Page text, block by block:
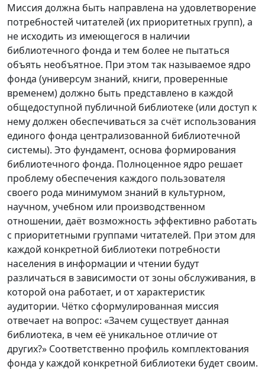
Миссия должна быть направлена на удовлетворение
потребностей читателей (их приоритетных групп), а
не исходить из имеющегося в наличии
библиотечного фонда и тем более не пытаться
объять необъятное. При этом так называемое ядро
фонда (универсум знаний, книги, проверенные
временем) должно быть представлено в каждой
общедоступной публичной библиотеке (или доступ к
нему должен обеспечиваться за счёт использования
единого фонда централизованной библиотечной
системы). Это фундамент, основа формирования
библиотечного фонда. Полноценное ядро решает
проблему обеспечения каждого пользователя
своего рода минимумом знаний в культурном,
научном, учебном или производственном
отношении, даёт возможность эффективно работать
с приоритетными группами читателей. При этом для
каждой конкретной библиотеки потребности
населения в информации и чтении будут
различаться в зависимости от зоны обслуживания, в
которой она работает, и от характеристик
аудитории. Чётко сформулированная миссия
отвечает на вопрос: «Зачем существует данная
библиотека, в чем её уникальное отличие от
других?» Соответственно профиль комплектования
фонда у каждой конкретной библиотеки будет своим.